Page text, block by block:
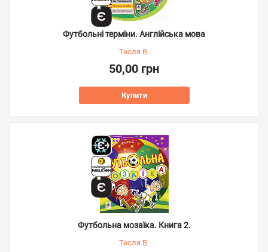
Футбольні терміни. Англійська мова
Тесля В.
50,00 грн
Купити
Футбольна мозаїка. Книга 2.
Тесля В.